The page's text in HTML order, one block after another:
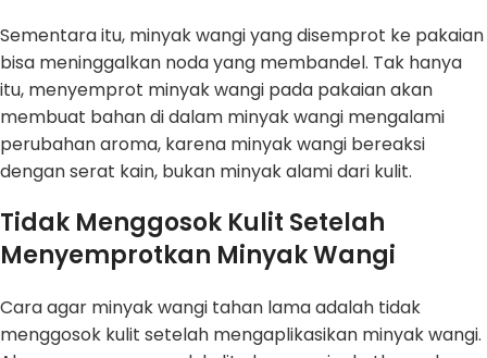
Sementara itu, minyak wangi yang disemprot ke pakaian
bisa meninggalkan noda yang membandel. Tak hanya
itu, menyemprot minyak wangi pada pakaian akan
membuat bahan di dalam minyak wangi mengalami
perubahan aroma, karena minyak wangi bereaksi
dengan serat kain, bukan minyak alami dari kulit.
Tidak Menggosok Kulit Setelah
Menyemprotkan Minyak Wangi
Cara agar minyak wangi tahan lama adalah tidak
menggosok kulit setelah mengaplikasikan minyak wangi.